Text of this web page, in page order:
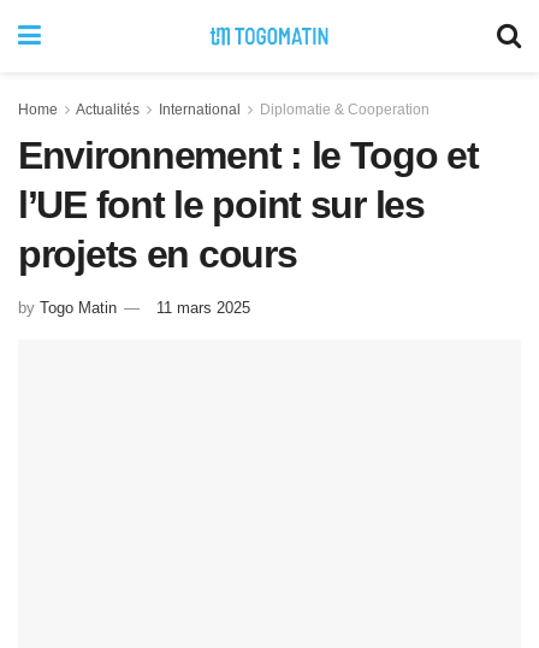
Home Actualités International Diplomatie & Cooperation
Environnement : le Togo et
l’UE font le point sur les
projets en cours
by Togo Matin 11 mars 2025